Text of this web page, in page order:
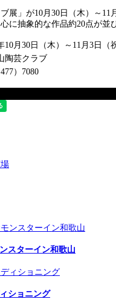
ブ展」が10月30日（木）～
に抽象的な作品約20点が並
10月30日（木）～11月3日（
陶芸クラブ
）7080
スターイン和歌山
ショニング